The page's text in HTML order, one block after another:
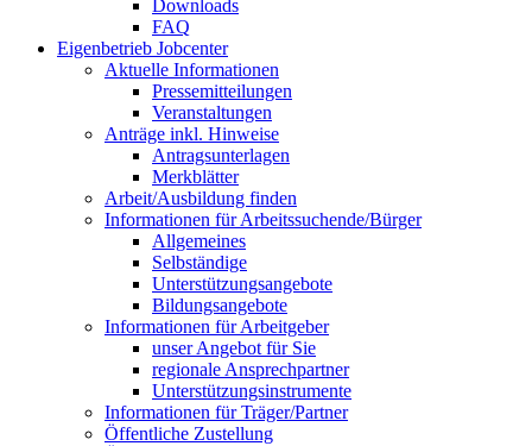
Downloads
FAQ
Eigenbetrieb Jobcenter
Aktuelle Informationen
Pressemitteilungen
Veranstaltungen
Anträge inkl. Hinweise
Antragsunterlagen
Merkblätter
Arbeit/Ausbildung finden
Informationen für Arbeitssuchende/Bürger
Allgemeines
Selbständige
Unterstützungs­angebote
Bildungsangebote
Informationen für Arbeitgeber
unser Angebot für Sie
regionale Ansprechpartner
Unterstützungs­instrumente
Informationen für Träger/Partner
Öffentliche Zustellung